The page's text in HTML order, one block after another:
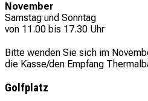
November
Samstag und Sonntag
von 11.00 bis 17.30 Uhr
Bitte wenden Sie sich im
die Kasse/den Empfang
Golfplatz